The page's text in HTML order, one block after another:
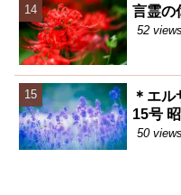
言霊
52 views
＊エ
15号
50 views